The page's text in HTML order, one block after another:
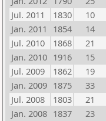
Jul. 2011
1830 10
Jan. 2011
1854 14
Jul. 2010
1868 21
Jan. 2010 1916 15
Jul. 2009
1862 19
Jan. 2009 1875 33
Jul. 2008
1803 21
Jan. 2008 1837 23